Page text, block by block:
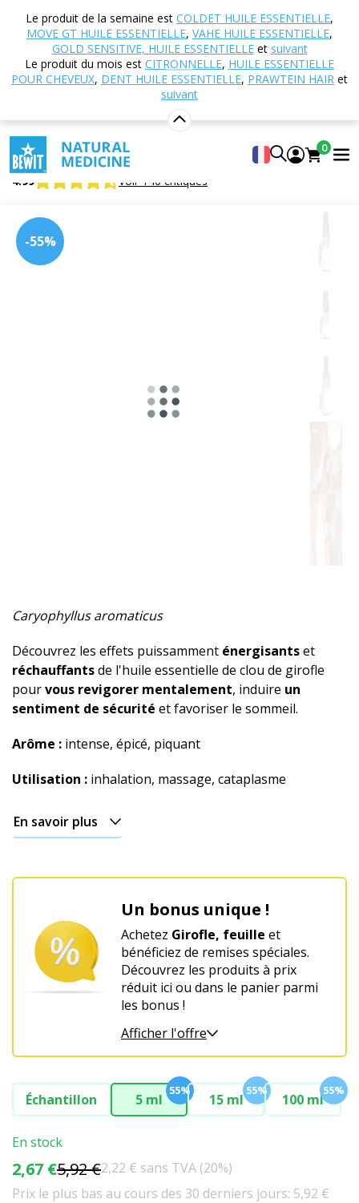
Le produit de la semaine est COLDET HUILE ESSENTIELLE,
MOVE GT HUILE ESSENTIELLE, VAHE HUILE ESSENTIELLE,
GOLD SENSITIVE, HUILE ESSENTIELLEet suivant
Le produit du mois est CITRONNELLE, HUILE ESSENTIELLE
POUR CHEVEUX, DENT HUILE ESSENTIELLE, PRAWTEIN HAIR et
suivant
0
Terreux
Aphrodisiaque
De
Boutique en ligne
Huiles essentielles
Huiles essentielles simples
Girofle, feuille
Huile essentielle CTEO® 100% pure et naturelle
BEWIT Clove
4.99 Voir 140 critiques
-55%
Caryophyllus aromaticus
Découvrez les effets puissamment énergisantset
réchauffantsde l'huile essentielle de clou de girofle
pourvous revigorer mentalement, induire un
sentiment de sécurité et favoriser le sommeil.
Arôme : intense, épicé, piquant
Utilisation : inhalation, massage, cataplasme
En savoir plus
Un bonus unique !
Achetez Girofle, feuille et
bénéficiez de remises spéciales.
Découvrez les produits à prix
réduit ici ou dans le panier parmi
les bonus !
Afficher l'offre
Échantillon 5 ml
55%
15 ml
55%
100 ml
55%
En stock
2,67 €5,92 €2,22 € sans TVA (20%)
Prix le plus bas au cours des 30 derniers jours: 5,92 €